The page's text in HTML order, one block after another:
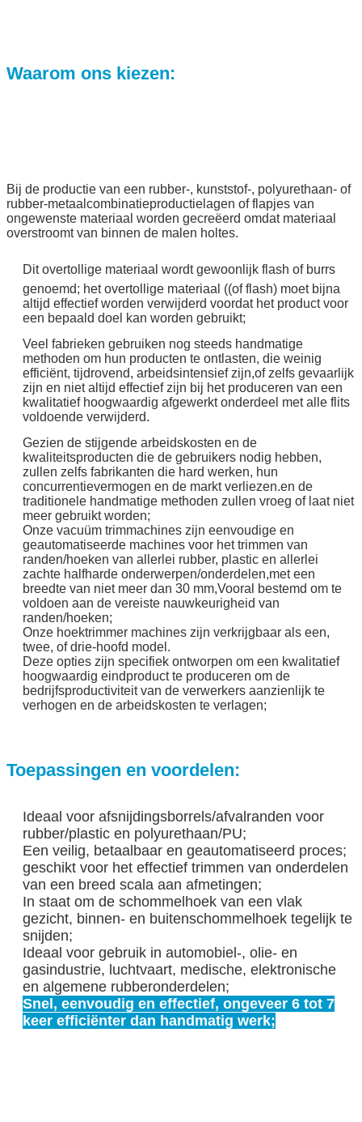
Waarom ons kiezen:
Bij de productie van een rubber-, kunststof-, polyurethaan- of
rubber-metaalcombinatieproductielagen of flapjes van
ongewenste materiaal worden gecreëerd omdat materiaal
overstroomt van binnen de malen holtes.
Dit overtollige materiaal wordt gewoonlijk flash of burrs
genoemd; het overtollige materiaal ((of flash) moet bijna
altijd effectief worden verwijderd voordat het product voor
een bepaald doel kan worden gebruikt;
Veel fabrieken gebruiken nog steeds handmatige
methoden om hun producten te ontlasten, die weinig
efficiënt, tijdrovend, arbeidsintensief zijn,of zelfs gevaarlijk
zijn en niet altijd effectief zijn bij het produceren van een
kwalitatief hoogwaardig afgewerkt onderdeel met alle flits
voldoende verwijderd.
Gezien de stijgende arbeidskosten en de
kwaliteitsproducten die de gebruikers nodig hebben,
zullen zelfs fabrikanten die hard werken, hun
concurrentievermogen en de markt verliezen.en de
traditionele handmatige methoden zullen vroeg of laat niet
meer gebruikt worden;
Onze vacuüm trimmachines zijn eenvoudige en
geautomatiseerde machines voor het trimmen van
randen/hoeken van allerlei rubber, plastic en allerlei
zachte halfharde onderwerpen/onderdelen,met een
breedte van niet meer dan 30 mm,Vooral bestemd om te
voldoen aan de vereiste nauwkeurigheid van
randen/hoeken;
Onze hoektrimmer machines zijn verkrijgbaar als een,
twee, of drie-hoofd model.
Deze opties zijn specifiek ontworpen om een kwalitatief
hoogwaardig eindproduct te produceren om de
bedrijfsproductiviteit van de verwerkers aanzienlijk te
verhogen en de arbeidskosten te verlagen;
Toepassingen en voordelen:
Ideaal voor afsnijdingsborrels/afvalranden voor
rubber/plastic en polyurethaan/PU;
Een veilig, betaalbaar en geautomatiseerd proces;
geschikt voor het effectief trimmen van onderdelen
van een breed scala aan afmetingen;
In staat om de schommelhoek van een vlak
gezicht, binnen- en buitenschommelhoek tegelijk te
snijden;
Ideaal voor gebruik in automobiel-, olie- en
gasindustrie, luchtvaart, medische, elektronische
en algemene rubberonderdelen;
Snel, eenvoudig en effectief, ongeveer 6 tot 7
keer efficiënter dan handmatig werk;